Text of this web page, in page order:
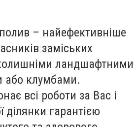
– найефективніше
заміських
ландшафтними
або клумбами.
всі роботи за Вас і
ділянки гарантією